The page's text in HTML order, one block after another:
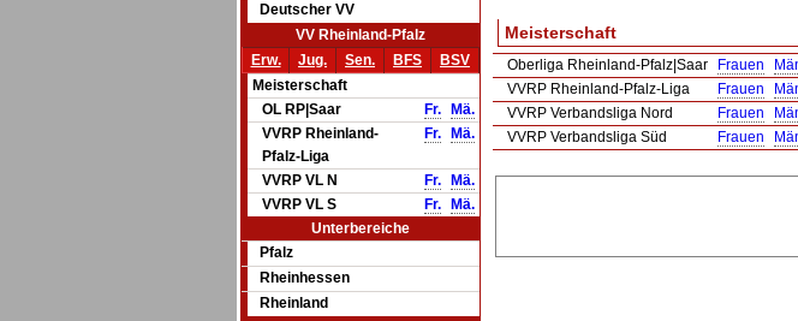
Deutscher VV
VV Rheinland-Pfalz
Erw.
Jug. Sen. BFS
BSV
Meisterschaft
OL RP|Saar
Fr.
Mä.
VVRP Rheinland-
Pfalz-Liga
Fr. Mä.
VVRP VL N Fr.
Mä.
VVRP VL S
Fr.
Mä.
Unterbereiche
Pfalz
Rheinhessen
Rheinland
Meisterschaft
Oberliga Rheinland-Pfalz|Saar Frauen
VVRP Rheinland-Pfalz-Liga
Frauen
VVRP Verbandsliga Nord
Frauen
VVRP Verbandsliga Süd
Frauen